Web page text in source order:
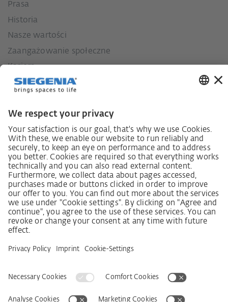
Prasa
Historia
Nasze wartości
Zaangażowanie społeczne
Kariera
Ustawa o nadzorze nad łańcuchami dostaw
Kodeks postępowania dostawcy
Informacja dotycząca ustawy o należytej staranności
w łańcuchu dostaw (niem. LkSG)
Deklaracja zasad strategii w zakresie praw człowieka
Procedura składania skarg zgodnie z §§ 8, 9 ustawy o